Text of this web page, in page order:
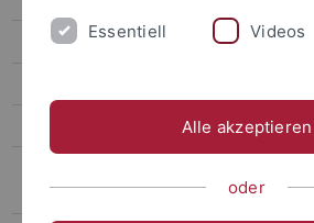
2024: Spring Academy - Pluriversal Knowledge
2022: CIVIS School - "North-South Encounters"
Subjectivities in the Global South
Essentiell Videos
Alle akzeptieren
oder